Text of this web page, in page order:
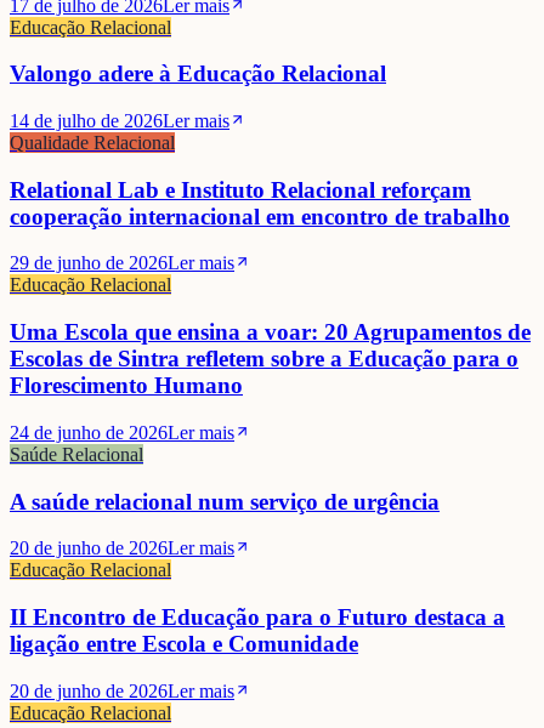
17 de julho de 2026 Ler mais
Educação Relacional
Valongo adere à Educação Relacional
14 de julho de 2026Ler mais
Qualidade Relacional
Relational Lab e Instituto Relacional reforçam
cooperação internacional em encontro de trabalho
29 de junho de 2026Ler mais
Educação Relacional
Uma Escola que ensina a voar: 20 Agrupamentos de
Escolas de Sintra refletem sobre a Educação para o
Florescimento Humano
24 de junho de 2026Ler mais
Saúde Relacional
A saúde relacional num serviço de urgência
20 de junho de 2026Ler mais
Educação Relacional
II Encontro de Educação para o Futuro destaca a
ligação entre Escola e Comunidade
20 de junho de 2026Ler mais
Educação Relacional